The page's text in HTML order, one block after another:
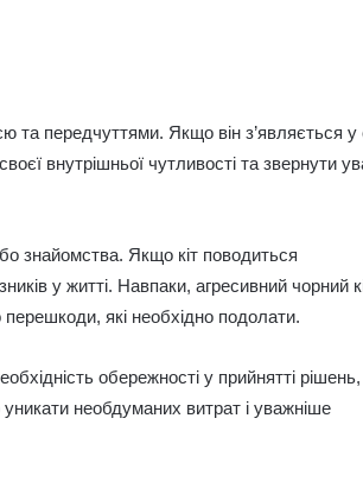
та передчуттями. Якщо він з’являється у
внутрішньої чутливості та звернути
знайомства. Якщо кіт поводиться
у житті. Навпаки, агресивний чорний
які необхідно подолати.
обережності у прийнятті рішень,
необдуманих витрат і уважніше
До чого сняться мандри різними